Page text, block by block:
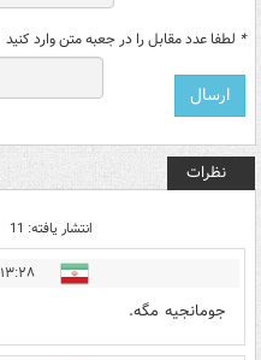
* لطفا عدد مقابل را در جعبه متن وارد کنید
نظرات
انتشار یافته: 11
۱۳:۲۸ - ۱۴۰۰/۱۲/۲۹
جومانجیه مگه.